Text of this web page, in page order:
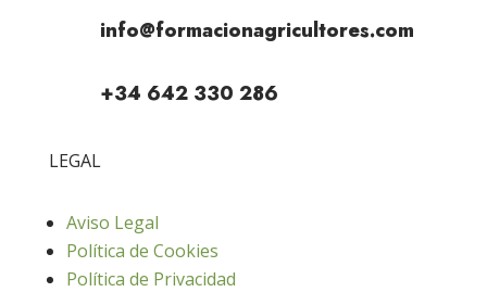
info@formacionagricultores.com
+34 642 330 286
LEGAL
Aviso Legal
Política de Cookies
Política de Privacidad